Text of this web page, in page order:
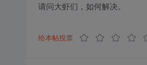
请问大虾们，如何解决。
给本帖投票